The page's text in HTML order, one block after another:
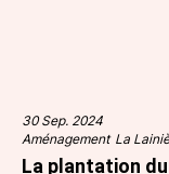
30 Sep. 2024
Aménagement La
La plantation